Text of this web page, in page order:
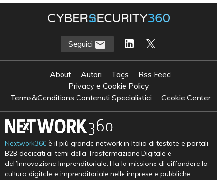
Seguici
About Autori Tags
Rss Feed
Privacy e Cookie Policy
Terms&Conditions Contenuti Specialistici
Cookie Center
Nextwork360 è il più grande network in Italia di testate e portali
B2B dedicati ai temi della Trasformazione Digitale e
dell’Innovazione Imprenditoriale. Ha la missione di diffondere la
cultura digitale e imprenditoriale nelle imprese e pubbliche